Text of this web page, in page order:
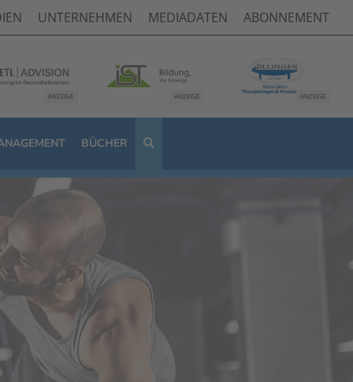
UNTERNEHMEN MEDIADATEN ABONNEMENT
BÜCHER